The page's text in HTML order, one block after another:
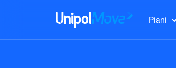
UnipolMove Piani